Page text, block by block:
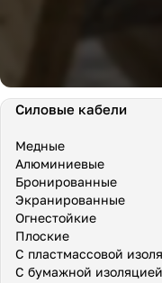
Силовые кабели
Медные
Алюминиевые
Бронированные
Экранированные
Огнестойкие
Плоские
С пластмассовой
С бумажной